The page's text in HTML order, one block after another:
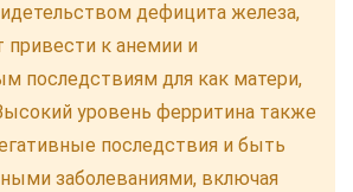
дефицита железа,
к анемии и
последствиям для как матери,
уровень ферритина также
последствия и быть
заболеваниями, включая